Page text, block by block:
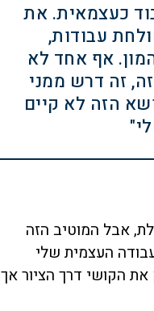
כעצמאית. את
עבודות,
אף אחד לא
זה דרש ממני
הזה לא קיים
אבל המוטיב הזה
העצמית שלי
הקושי דרך הציור אך